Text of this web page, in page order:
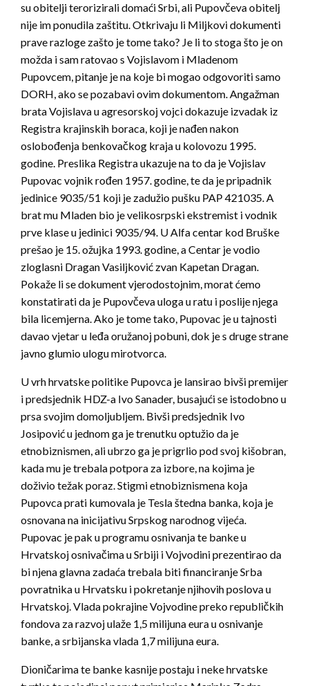
su obitelji terorizirali domaći Srbi, ali Pupovčeva obitelj
nije im ponudila zaštitu. Otkrivaju li Miljkovi dokumenti
prave razloge zašto je tome tako? Je li to stoga što je on
možda i sam ratovao s Vojislavom i Mladenom
Pupovcem, pitanje je na koje bi mogao odgovoriti samo
DORH, ako se pozabavi ovim dokumentom. Angažman
brata Vojislava u agresorskoj vojci dokazuje izvadak iz
Registra krajinskih boraca, koji je nađen nakon
oslobođenja benkovačkog kraja u kolovozu 1995.
godine. Preslika Registra ukazuje na to da je Vojislav
Pupovac vojnik rođen 1957. godine, te da je pripadnik
jedinice 9035/51 koji je zadužio pušku PAP 421035. A
brat mu Mladen bio je velikosrpski ekstremist i vodnik
prve klase u jedinici 9035/94. U Alfa centar kod Bruške
prešao je 15. ožujka 1993. godine, a Centar je vodio
zloglasni Dragan Vasiljković zvan Kapetan Dragan.
Pokaže li se dokument vjerodostojnim, morat ćemo
konstatirati da je Pupovčeva uloga u ratu i poslije njega
bila licemjerna. Ako je tome tako, Pupovac je u tajnosti
davao vjetar u leđa oružanoj pobuni, dok je s druge strane
javno glumio ulogu mirotvorca.
U vrh hrvatske politike Pupovca je lansirao bivši premijer
i predsjednik HDZ-a Ivo Sanader, busajući se istodobno u
prsa svojim domoljubljem. Bivši predsjednik Ivo
Josipović u jednom ga je trenutku optužio da je
etnobiznismen, ali ubrzo ga je prigrlio pod svoj kišobran,
kada mu je trebala potpora za izbore, na kojima je
doživio težak poraz. Stigmi etnobiznismena koja
Pupovca prati kumovala je Tesla štedna banka, koja je
osnovana na inicijativu Srpskog narodnog vijeća.
Pupovac je pak u programu osnivanja te banke u
Hrvatskoj osnivačima u Srbiji i Vojvodini prezentirao da
bi njena glavna zadaća trebala biti financiranje Srba
povratnika u Hrvatsku i pokretanje njihovih poslova u
Hrvatskoj. Vlada pokrajine Vojvodine preko republičkih
fondova za razvoj ulaže 1,5 milijuna eura u osnivanje
banke, a srbijanska vlada 1,7 milijuna eura.
Dioničarima te banke kasnije postaju i neke hrvatske